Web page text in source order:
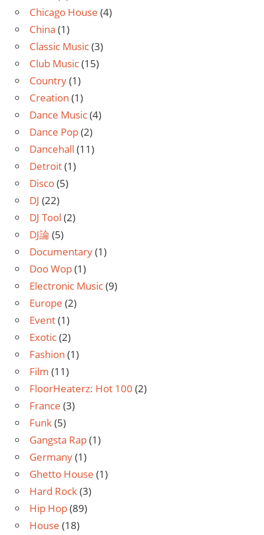
Chicago House (4)
China (1)
Classic Music(3)
Club Music(15)
Country(1)
Creation (1)
Dance Music(4)
Dance Pop(2)
Dancehall (11)
Detroit(1)
Disco(5)
DJ (22)
DJ Tool (2)
DJ論 (5)
Documentary(1)
Doo Wop(1)
Electronic Music(9)
Europe (2)
Event(1)
Exotic(2)
Fashion (1)
Film (11)
FloorHeaterz: Hot 100 (2)
France (3)
Funk(5)
Gangsta Rap(1)
Germany(1)
Ghetto House (1)
Hard Rock(3)
Hip Hop(89)
House (18)